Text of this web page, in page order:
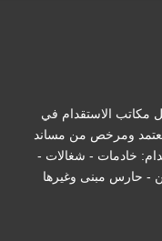
مكاتب الاستقدام في
معتمد ومرخص من مساند
خادمات - شغالات -
- حارس مبنى وغيرها